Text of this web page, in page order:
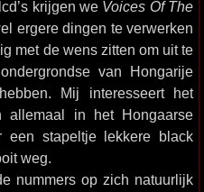
krijgen we Voices Of The
ergere dingen te verwerken
met de wens zitten om uit te
van Hongarije
Mij interesseert het
in het Hongaarse
een stapeltje lekkere black
weg.
nummers op zich natuurlijk